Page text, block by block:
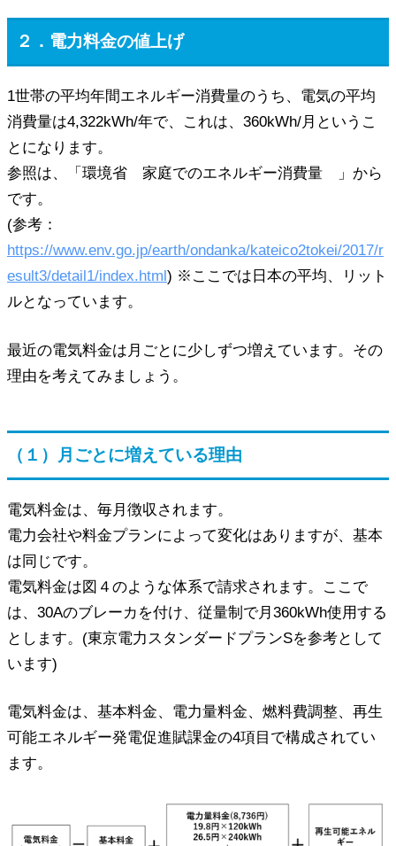
２．電力料金の値上げ
1世帯の平均年間エネルギー消費量のうち、電気の平均
消費量は4,322kWh/年で、これは、360kWh/月というこ
とになります。
参照は、「環境省 家庭でのエネルギー消費量 」から
です。
(参考：
https://www.env.go.jp/earth/ondanka/kateico2tokei/2017/r
esult3/detail1/index.html) ※ここでは日本の平均、リット
ルとなっています。
最近の電気料金は月ごとに少しずつ増えています。その
理由を考えてみましょう。
（１）月ごとに増えている理由
電気料金は、毎月徴収されます。
電力会社や料金プランによって変化はありますが、基本
は同じです。
電気料金は図４のような体系で請求されます。ここで
は、30Aのブレーカを付け、従量制で月360kWh使用する
とします。(東京電力スタンダードプランSを参考として
います)
電気料金は、基本料金、電力量料金、燃料費調整、再生
可能エネルギー発電促進賦課金の4項目で構成されてい
ます。